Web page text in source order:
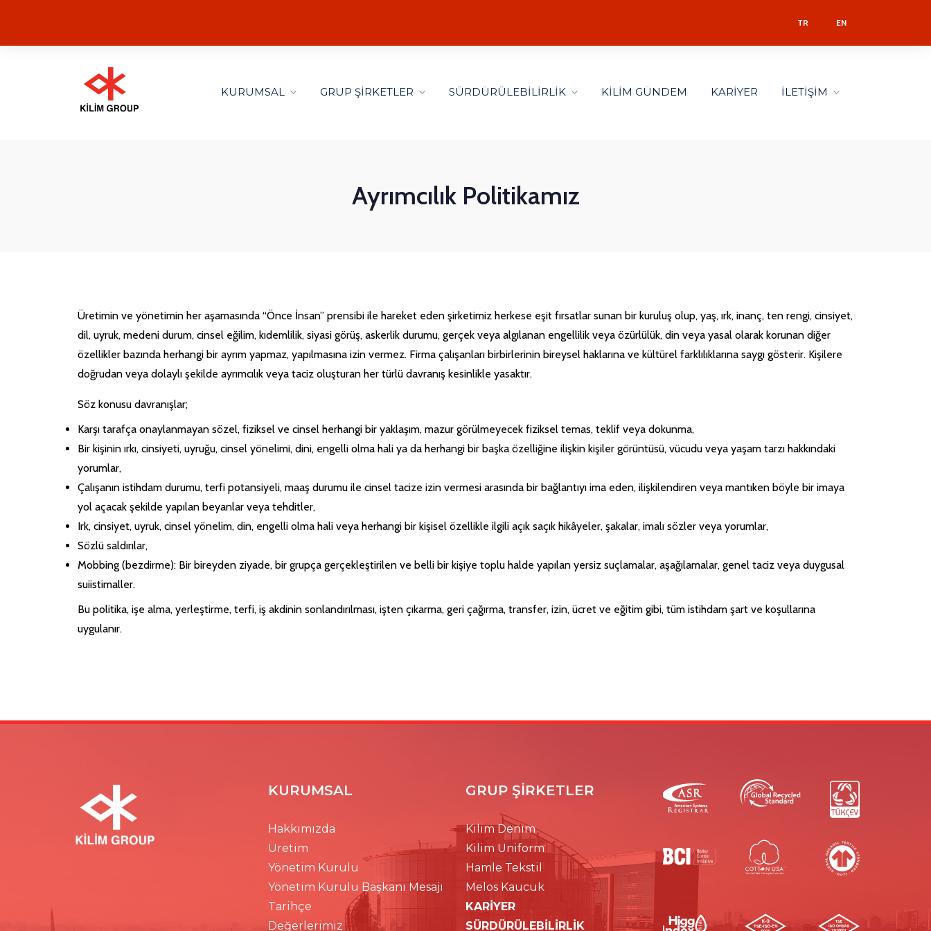
TR EN
KURUMSAL GRUP ŞİRKETLER SÜRDÜRÜLEBİLİRLİK KİLİM GÜNDEM KARİYER İLETİŞİM
Ayrımcılık Politikamız
Üretimin ve yönetimin her aşamasında “Önce İnsan” prensibi ile hareket eden şirketimiz herkese eşit fırsatlar sunan bir kuruluş olup, yaş, ırk, inanç, ten rengi, cinsiyet,
dil, uyruk, medeni durum, cinsel eğilim, kıdemlilik, siyasi görüş, askerlik durumu, gerçek veya algılanan engellilik veya özürlülük, din veya yasal olarak korunan diğer
özellikler bazında herhangi bir ayrım yapmaz, yapılmasına izin vermez. Firma çalışanları birbirlerinin bireysel haklarına ve kültürel farklılıklarına saygı gösterir. Kişilere
doğrudan veya dolaylı şekilde ayrımcılık veya taciz oluşturan her türlü davranış kesinlikle yasaktır.
Söz konusu davranışlar;
Karşı tarafça onaylanmayan sözel, fiziksel ve cinsel herhangi bir yaklaşım, mazur görülmeyecek fiziksel temas, teklif veya dokunma,
Bir kişinin ırkı, cinsiyeti, uyruğu, cinsel yönelimi, dini, engelli olma hali ya da herhangi bir başka özelliğine ilişkin kişiler görüntüsü, vücudu veya yaşam tarzı hakkındaki
yorumlar,
Çalışanın istihdam durumu, terfi potansiyeli, maaş durumu ile cinsel tacize izin vermesi arasında bir bağlantıyı ima eden, ilişkilendiren veya mantıken böyle bir imaya
yol açacak şekilde yapılan beyanlar veya tehditler,
Irk, cinsiyet, uyruk, cinsel yönelim, din, engelli olma hali veya herhangi bir kişisel özellikle ilgili açık saçık hikâyeler, şakalar, imalı sözler veya yorumlar,
Sözlü saldırılar,
Mobbing (bezdirme): Bir bireyden ziyade, bir grupça gerçekleştirilen ve belli bir kişiye toplu halde yapılan yersiz suçlamalar, aşağılamalar, genel taciz veya duygusal
suiistimaller.
Bu politika, işe alma, yerleştirme, terfi, iş akdinin sonlandırılması, işten çıkarma, geri çağırma, transfer, izin, ücret ve eğitim gibi, tüm istihdam şart ve koşullarına
uygulanır.
KURUMSAL
Hakkımızda
Üretim
Yönetim Kurulu
Yönetim Kurulu Başkanı Mesajı
Tarihçe
Değerlerimiz
GRUP ŞİRKETLER
Kilim Denim
Kilim Uniform
Hamle Tekstil
Melos Kaucuk
KARİYER
SÜRDÜRÜLEBİLİRLİK